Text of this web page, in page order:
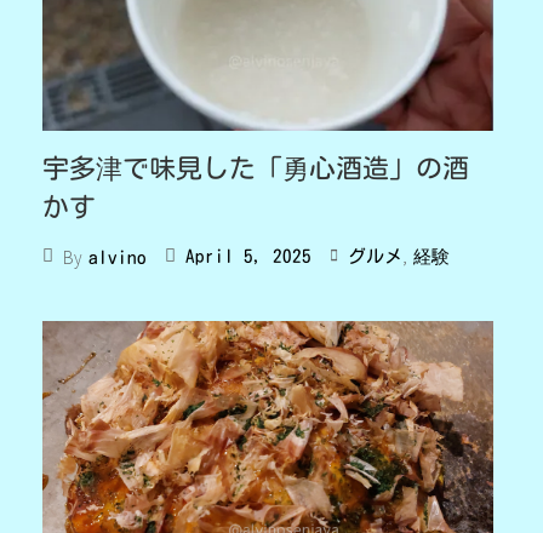
宇多津で味見した「勇心酒造」の酒
かす
By alvino April 5, 2025 グルメ , 経験